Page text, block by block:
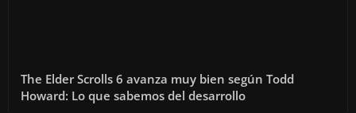
The Elder Scrolls 6 avanza muy bien según Todd
Howard: Lo que sabemos del desarrollo